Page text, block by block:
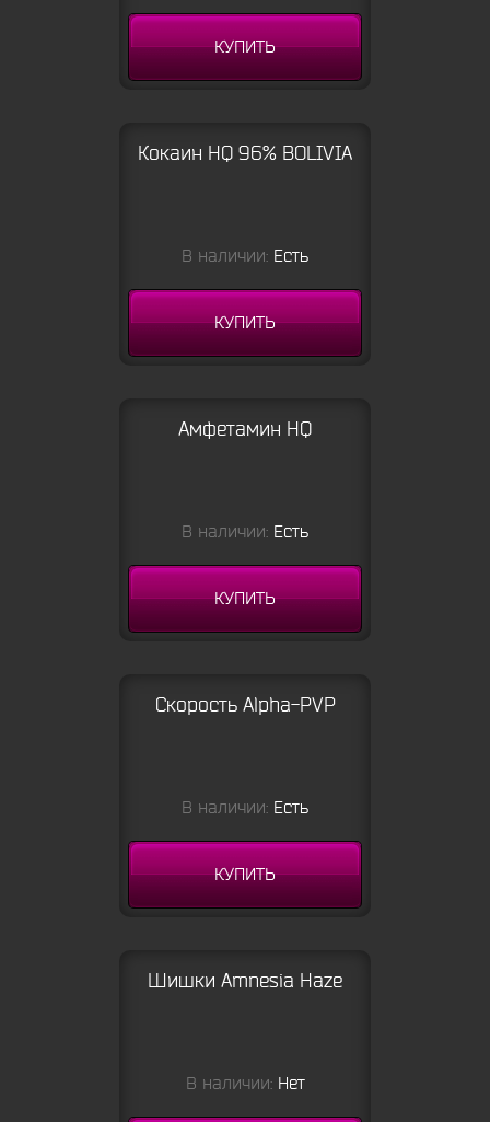
КУПИТЬ
Кокаин HQ 96% BOLIVIA
В наличии: Есть
КУПИТЬ
Амфетамин HQ
В наличии: Есть
КУПИТЬ
Скорость Alpha-PVP
В наличии: Есть
КУПИТЬ
Шишки Amnesia Haze
В наличии: Нет